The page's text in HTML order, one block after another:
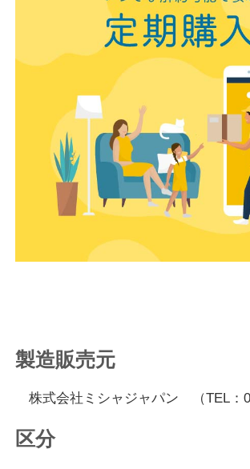
製造販売元
株式会社ミシャジャパン （TEL：
区分